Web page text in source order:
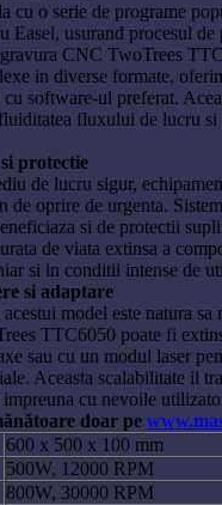
cu o serie de programe
Easel, usurand procesul de
CNC TwoTrees
in diverse formate,
software-ul preferat.
fluxului de lucru si
protectie
de lucru sigur,
de oprire de urgenta.
si de protectii
de viata extinsa a
si in conditii intense de
si adaptare
model este natura sa
TTC6050 poate fi
sau cu un modul laser
Aceasta scalabilitate il
impreuna cu nevoile
doar pe
600 x 500 x 100 mm
500W, 12000 RPM
800W, 30000 RPM